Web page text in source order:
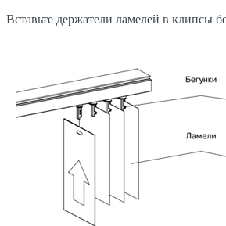
Вставьте держатели ламелей в клипсы